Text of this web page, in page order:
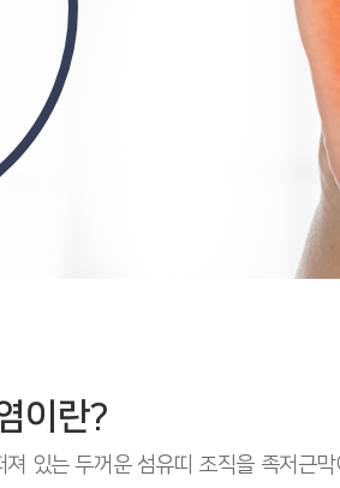
이란?
져 있는 두꺼운 섬유띠 조직을 족저근